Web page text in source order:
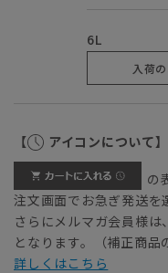
6L
入荷
【 アイコンについて】
の
注文画面でお急ぎ発送を
さらにメルマガ会員様
となります。（補正商品
詳しくはこちら